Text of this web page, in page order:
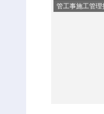
管工事施工管